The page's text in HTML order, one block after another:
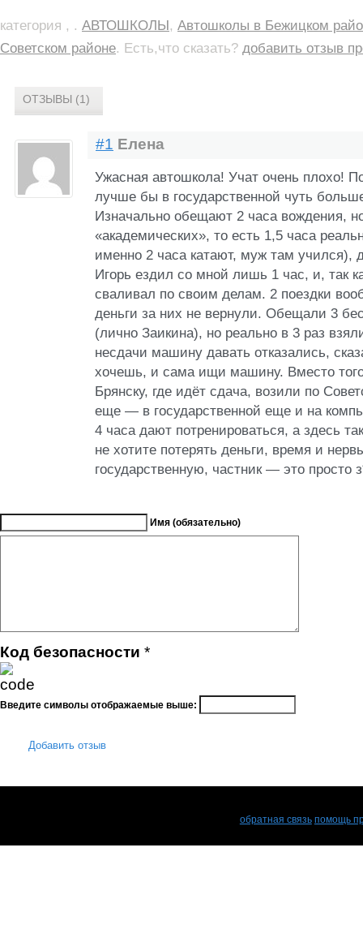
категория , . АВТОШКОЛЫ, Автошколы в Бежицком
Советском районе. Есть,что сказать? добавить отзыв
ОТЗЫВЫ (1)
#1 Елена
Ужасная автошкола! Учат очень плохо!
лучше бы в государственной чуть
Изначально обещают 2 часа вождения,
«академических», то есть 1,5 часа
именно 2 часа катают, муж там учился),
Игорь ездил со мной лишь 1 час, и, так
сваливал по своим делам. 2 поездки
деньги за них не вернули. Обещали 3
(лично Заикина), но реально в 3 раз
несдачи машину давать отказались,
хочешь, и сама ищи машину. Вместо
Брянску, где идёт сдача, возили по
еще — в государственной еще и на
4 часа дают потренироваться, а здесь
не хотите потерять деньги, время и
государственную, частник — это просто
Имя (обязательно)
Код безопасности *
Введите символы отображаемые выше:
Добавить отзыв
обратная связь помощь